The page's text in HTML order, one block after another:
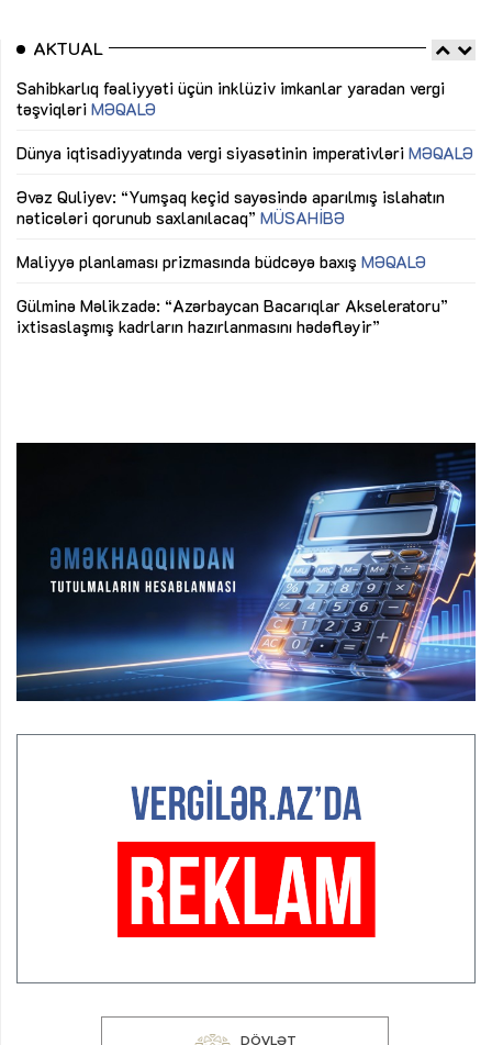
AKTUAL
Sahibkarlıq fəaliyyəti üçün inklüziv imkanlar yaradan vergi
təşviqləri MƏQALƏ
Dünya iqtisadiyyatında vergi siyasətinin imperativləri MƏQALƏ
Əvəz Quliyev: “Yumşaq keçid sayəsində aparılmış islahatın
nəticələri qorunub saxlanılacaq” MÜSAHİBƏ
Maliyyə planlaması prizmasında büdcəyə baxış MƏQALƏ
Gülminə Məlikzadə: “Azərbaycan Bacarıqlar Akseleratoru”
ixtisaslaşmış kadrların hazırlanmasını hədəfləyir”